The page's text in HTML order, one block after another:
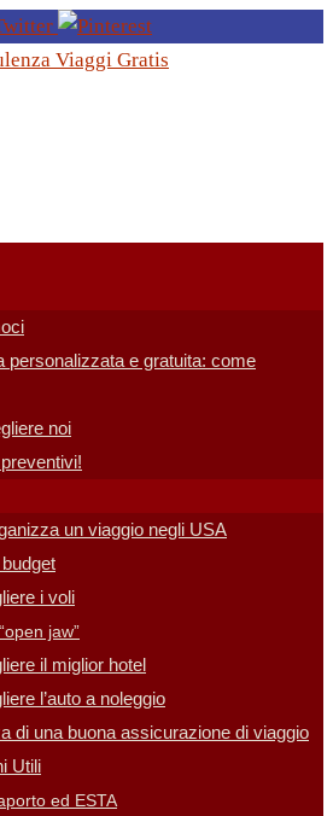
personalizzata e gratuita: come
noi
un viaggio negli USA
i voli
jaw”
il miglior hotel
l’auto a noleggio
di una buona assicurazione di viaggio
Utili
ed ESTA